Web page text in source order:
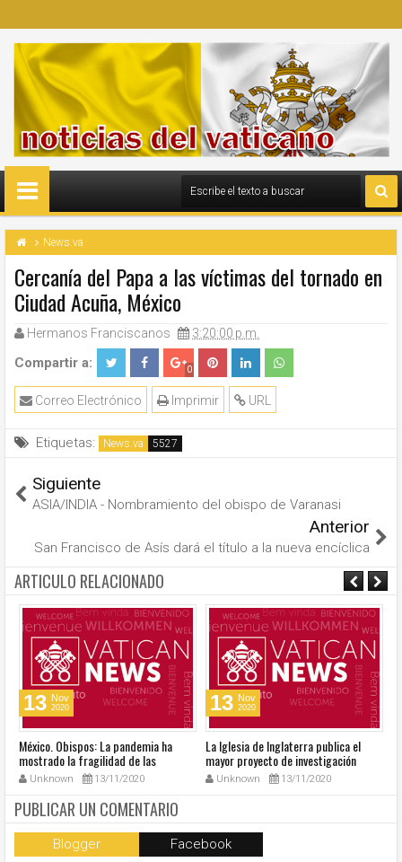
News.va
Cercanía del Papa a las víctimas del tornado en
Ciudad Acuña, México
Hermanos Franciscanos 3:20:00 p.m.
Compartir a: 0
URL
Imprimir
Correo Electrónico
Etiquetas: News.va
Siguiente
ASIA/INDIA - Nombramiento del obispo de Varanasi
Anterior
San Francisco de Asís dará el título a la nueva encíclica
ARTICULO RELACIONADO
13 Nov
2020
México. Obispos: La pandemia ha
mostrado la fragilidad de las
estructuras del país
Unknown 13/11/2020
13 Nov
2020
La Iglesia de Inglaterra publica el
mayor proyecto de investigación
sobre sexualidad
Unknown 13/11/2020
PUBLICAR UN COMENTARIO
Blogger Facebook